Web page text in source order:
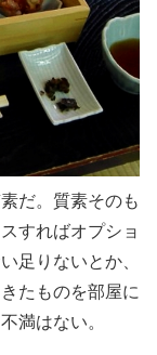
だ。質素そのも
すればオプショ
足りないとか、
たものを部屋に
満はない。